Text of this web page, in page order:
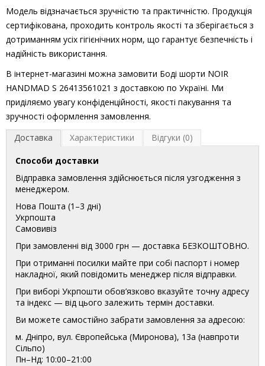
Модель відзначається зручністю та практичністю. Продукція
сертифікована, проходить контроль якості та зберігається з
дотриманням усіх гігієнічних норм, що гарантує безпечність і
надійність використання.
В інтернет-магазині можна замовити Боді шорти NOIR
HANDMAD S 26413561021 з доставкою по Україні. Ми
приділяємо увагу конфіденційності, якості пакування та
зручності оформлення замовлення.
Доставка
Характеристики Відгуки (0)
Способи доставки
Відправка замовлення здійснюється після узгодження з
менеджером.
Нова Пошта (1–3 дні)
Укрпошта
Самовивіз
При замовленні від 3000 грн — доставка БЕЗКОШТОВНО.
При отриманні посилки майте при собі паспорт і номер
накладної, який повідомить менеджер після відправки.
При виборі Укрпошти обов’язково вказуйте точну адресу
та індекс — від цього залежить термін доставки.
Ви можете самостійно забрати замовлення за адресою:
м. Дніпро, вул. Європейська (Миронова), 13а (навпроти
Сільпо)
Пн–Нд: 10:00–21:00